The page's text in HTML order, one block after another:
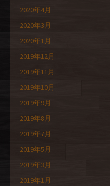
2020年4月
2020年3月
2020年1月
2019年12月
2019年11月
2019年10月
2019年9月
2019年8月
2019年7月
2019年5月
2019年3月
2019年1月